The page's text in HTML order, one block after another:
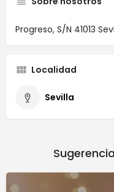
Progreso, S/N 41013
Localidad
Sevilla